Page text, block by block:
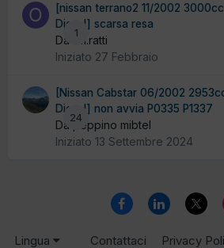
1
[nissan terrano2 11/2002
Diesel] scarsa resa
Da off.ratti
Iniziato 27 Febbraio
24
[Nissan Cabstar 06/2002
Diesel] non avvia P0335 P1337
Da peppino mibtel
Iniziato 13 Settembre 2024
Lingua Contattaci Privacy